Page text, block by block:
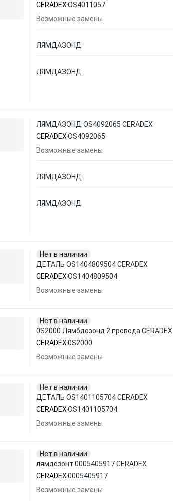
CERADEXOS4011057
Возможные замены
ЛЯМДАЗОНД
ЛЯМДАЗОНД
ЛЯМДАЗОНД OS4092065 CERADEX
CERADEXOS4092065
Возможные замены
ЛЯМДАЗОНД
ЛЯМДАЗОНД
Нет в наличии
ДЕТАЛЬ OS1404809504 CERADEX
CERADEXOS1404809504
Возможные замены
Нет в наличии
0S2000 Лямбдозонд 2 провода CERADEX
CERADEX0S2000
Возможные замены
Нет в наличии
ДЕТАЛЬ OS1401105704 CERADEX
CERADEXOS1401105704
Возможные замены
Нет в наличии
лямдозонт 0005405917 CERADEX
CERADEX0005405917
Возможные замены